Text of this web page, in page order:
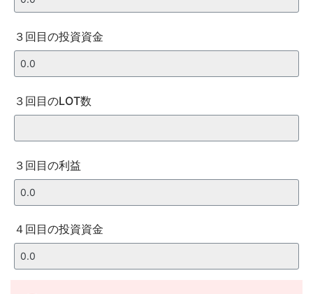
３回目の投資資金
３回目のLOT数
３回目の利益
４回目の投資資金